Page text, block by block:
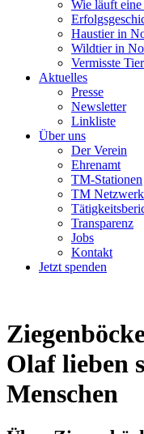
Wie läuft
Haustier in
Wildtier in
Vermisste
Aktuelles
Presse
Newsletter
Linkliste
Über uns
Der Verein
Ehrenamt
TM-Stationen
TM Netzwerk
Transparenz
Jobs
Kontakt
Jetzt spenden
Olaf lieben
Menschen